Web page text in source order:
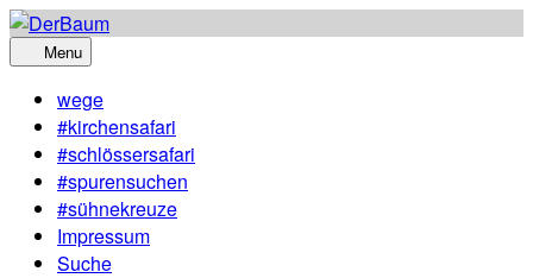
Skip
to
Menu
wege
#kirchensafari
#schlössersafari
#spurensuchen
#sühnekreuze
Impressum
Suche